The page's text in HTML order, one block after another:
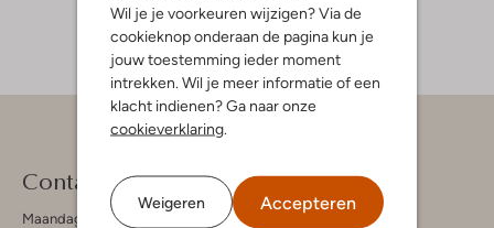
Wil je je voorkeuren wijzigen? Via de
cookieknop onderaan de pagina kun je
jouw toestemming ieder moment
intrekken. Wil je meer informatie of een
klacht indienen? Ga naar onze
cookieverklaring.
Weigeren Accepteren
Contact
Maandag - Vrijdag 09:00 - 19:00 uur